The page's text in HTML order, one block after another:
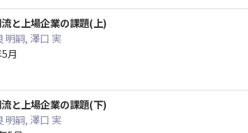
と上場企業の課題(上)
明嗣, 澤口 実
月
と上場企業の課題(下)
明嗣, 澤口 実